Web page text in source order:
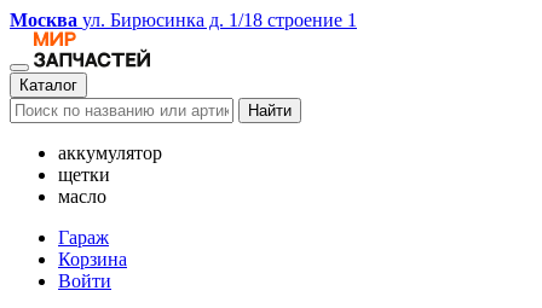
Москва ул. Бирюсинка д. 1/18 строение 1
Каталог
Найти
аккумулятор
щетки
масло
Гараж
Корзина
Войти